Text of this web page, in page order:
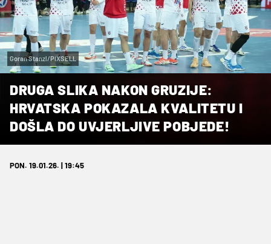
Goran Stanzl/PIXSELL
DRUGA SLIKA NAKON GRUZIJE:
HRVATSKA POKAZALA KVALITETU I
DOŠLA DO UVJERLJIVE POBJEDE!
PON. 19.01.26. | 19:45